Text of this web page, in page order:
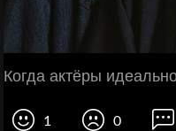
Когда актёры
1 0